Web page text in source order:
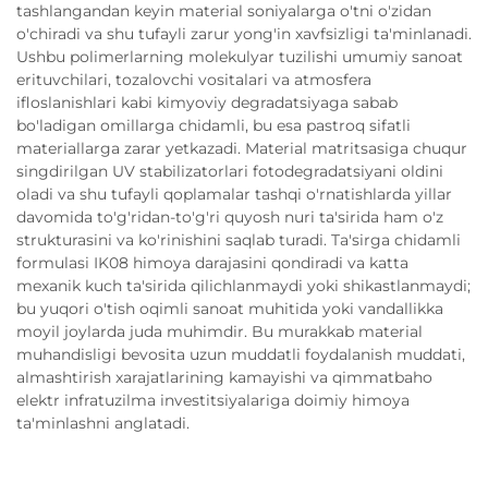
tashlangandan keyin material soniyalarga o'tni o'zidan
o'chiradi va shu tufayli zarur yong'in xavfsizligi ta'minlanadi.
Ushbu polimerlarning molekulyar tuzilishi umumiy sanoat
erituvchilari, tozalovchi vositalari va atmosfera
ifloslanishlari kabi kimyoviy degradatsiyaga sabab
bo'ladigan omillarga chidamli, bu esa pastroq sifatli
materiallarga zarar yetkazadi. Material matritsasiga chuqur
singdirilgan UV stabilizatorlari fotodegradatsiyani oldini
oladi va shu tufayli qoplamalar tashqi o'rnatishlarda yillar
davomida to'g'ridan-to'g'ri quyosh nuri ta'sirida ham o'z
strukturasini va ko'rinishini saqlab turadi. Ta'sirga chidamli
formulasi IK08 himoya darajasini qondiradi va katta
mexanik kuch ta'sirida qilichlanmaydi yoki shikastlanmaydi;
bu yuqori o'tish oqimli sanoat muhitida yoki vandallikka
moyil joylarda juda muhimdir. Bu murakkab material
muhandisligi bevosita uzun muddatli foydalanish muddati,
almashtirish xarajatlarining kamayishi va qimmatbaho
elektr infratuzilma investitsiyalariga doimiy himoya
ta'minlashni anglatadi.